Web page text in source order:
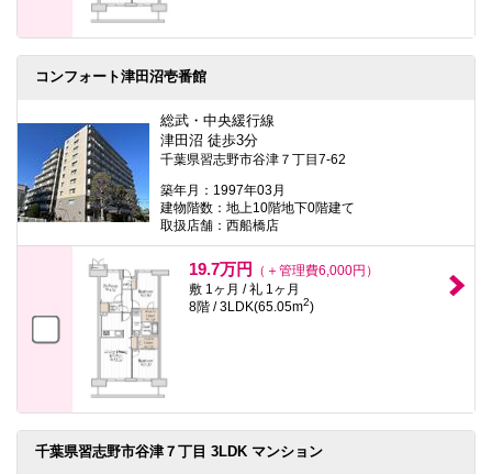
コンフォート津田沼壱番館
総武・中央緩行線
津田沼 徒歩3分
千葉県習志野市谷津７丁目7-62
築年月：1997年03月
建物階数：地上10階地下0階建て
取扱店舗：西船橋店
19.7万円
（＋管理費6,000円）
敷 1ヶ月 / 礼 1ヶ月
8階 / 3LDK(65.05m2)
千葉県習志野市谷津７丁目 3LDK マンション